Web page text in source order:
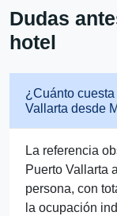
Dudas
hotel
¿Cuánto
Vallarta desde
La referencia
Puerto Vallarta
persona, con
la ocupación